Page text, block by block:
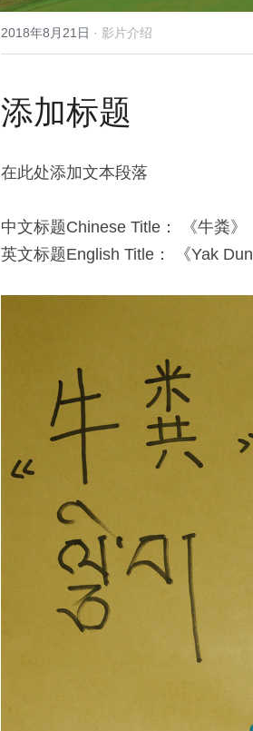
2018年8月21日 · 影片介绍
添加标题
在此处添加文本段落
中文标题Chinese Title： 《牛粪》
英文标题English Title： 《Yak